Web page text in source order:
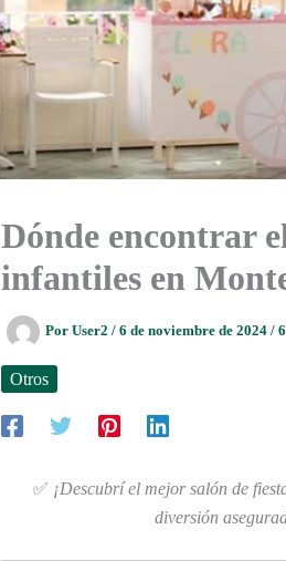
Dónde encontrar
infantiles en
Por User2 / 6 de noviembre de 2024 /
Otros
✅ ¡Descubrí el mejor salón de
diversión